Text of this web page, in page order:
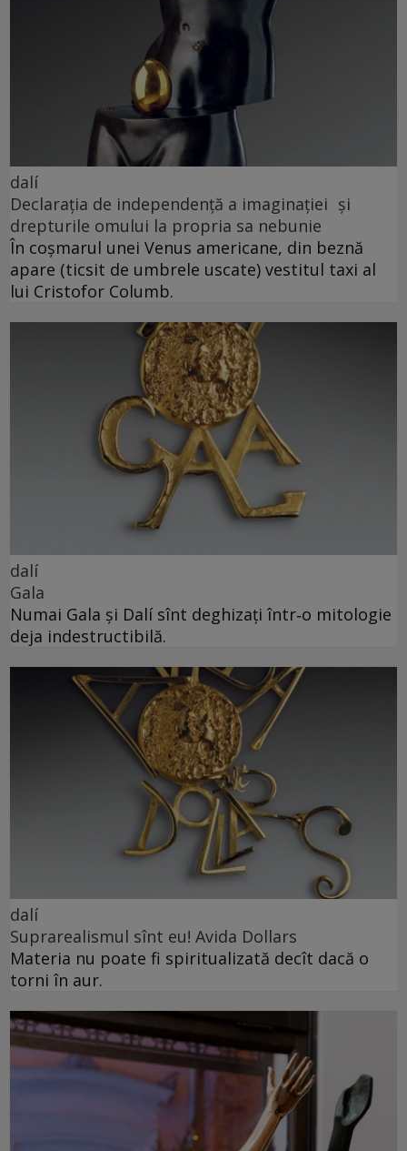
dalí
Declarația de independență a imaginației și
drepturile omului la propria sa nebunie
În coșmarul unei Venus americane, din beznă
apare (ticsit de umbrele uscate) vestitul taxi al
lui Cristofor Columb.
dalí
Gala
Numai Gala și Dalí sînt deghizați într‑o mitologie
deja indestructibilă.
dalí
Suprarealismul sînt eu! Avida Dollars
Materia nu poate fi spiritualizată decît dacă o
torni în aur.